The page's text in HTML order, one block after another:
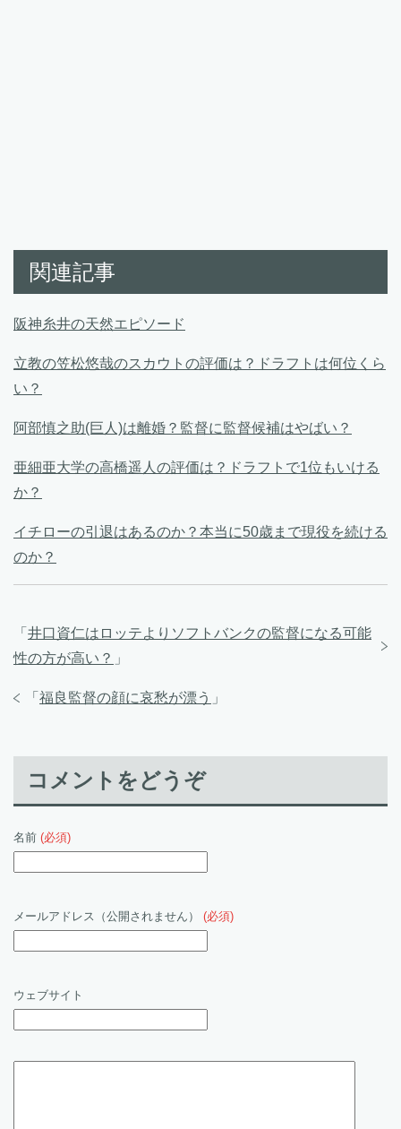
関連記事
阪神糸井の天然エピソード
立教の笠松悠哉のスカウトの評価は？ドラフトは何位くら
い？
阿部慎之助(巨人)は離婚？監督に監督候補はやばい？
亜細亜大学の高橋遥人の評価は？ドラフトで1位もいける
か？
イチローの引退はあるのか？本当に50歳まで現役を続ける
のか？
「 井口資仁はロッテよりソフトバンクの監督になる可能
性の方が高い？ 」
「 福良監督の顔に哀愁が漂う 」
コメントをどうぞ
名前 (必須)
メールアドレス（公開されません） (必須)
ウェブサイト